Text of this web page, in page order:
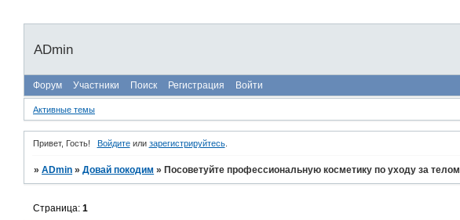
ADmin
Форум Участники Поиск Регистрация Войти
Активные темы
Привет, Гость! Войдитеили зарегистрируйтесь.
»ADmin »Довай покодим » Посоветуйте профессиональную косметику по уходу за телом
Страница:1